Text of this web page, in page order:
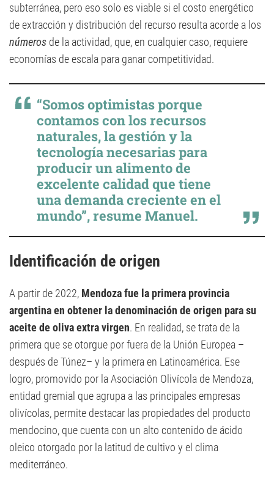
subterránea, pero eso solo es viable si el costo energético
de extracción y distribución del recurso resulta acorde a los
números de la actividad, que, en cualquier caso, requiere
economías de escala para ganar competitividad.
“Somos optimistas porque
contamos con los recursos
naturales, la gestión y la
tecnología necesarias para
producir un alimento de
excelente calidad que tiene
una demanda creciente en el
mundo”, resume Manuel.
Identificación de origen
A partir de 2022, Mendoza fue la primera provincia
argentina en obtener la denominación de origen para su
aceite de oliva extra virgen. En realidad, se trata de la
primera que se otorgue por fuera de la Unión Europea –
después de Túnez– y la primera en Latinoamérica. Ese
logro, promovido por la Asociación Olivícola de Mendoza,
entidad gremial que agrupa a las principales empresas
olivícolas, permite destacar las propiedades del producto
mendocino, que cuenta con un alto contenido de ácido
oleico otorgado por la latitud de cultivo y el clima
mediterráneo.